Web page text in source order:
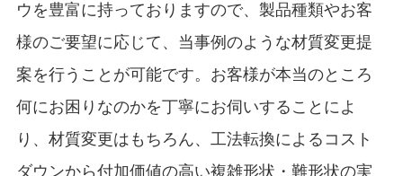
ウを豊富に持っておりますので、製品種類やお客
様のご要望に応じて、当事例のような材質変更提
案を行うことが可能です。お客様が本当のところ
何にお困りなのかを丁寧にお伺いすることによ
り、材質変更はもちろん、工法転換によるコスト
ダウンから付加価値の高い複雑形状・難形状の実